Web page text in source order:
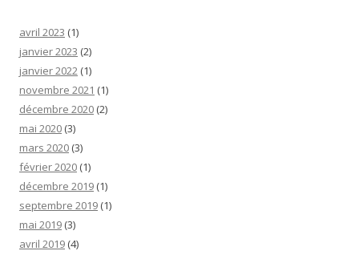
avril 2023 (1)
janvier 2023 (2)
janvier 2022 (1)
novembre 2021 (1)
décembre 2020 (2)
mai 2020 (3)
mars 2020 (3)
février 2020 (1)
décembre 2019 (1)
septembre 2019 (1)
mai 2019 (3)
avril 2019 (4)